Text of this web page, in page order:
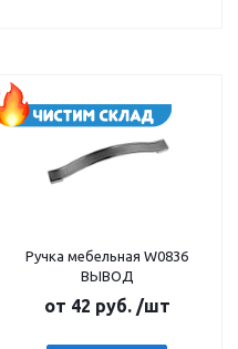
Ручка мебельная W0836
ВЫВОД
от 42 руб. /шт